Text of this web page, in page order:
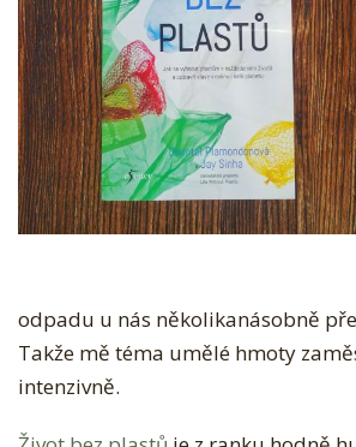
odpadu u nás několikanásobně
Takže mě téma umělé hmoty
intenzivně.